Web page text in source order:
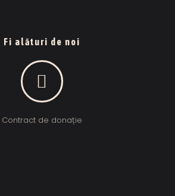
Fi alături de noi
Contract de donație